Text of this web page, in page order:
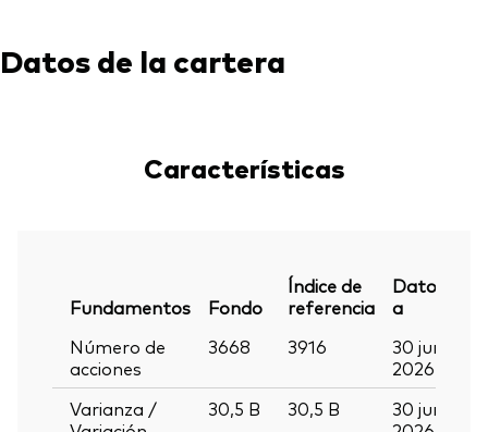
Datos de la cartera
Características
Fundamentos Fondo
Índice de
referencia
Datos
a
Número de
acciones
3668 3916
30 jun
2026
Varianza /
30,5 B 30,5 B
30 jun